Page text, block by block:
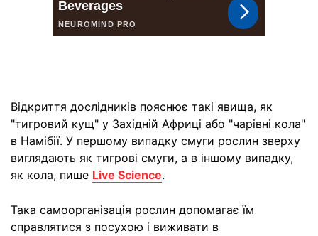
Відкриття дослідників пояснює такі явища, як
"тигровий кущ" у Західній Африці або "чарівні кола"
в Намібії. У першому випадку смуги рослин зверху
виглядають як тигрові смуги, а в іншому випадку,
як кола, пише Live Science.
Така самоорганізація рослин допомагає їм
справлятися з посухою і виживати в